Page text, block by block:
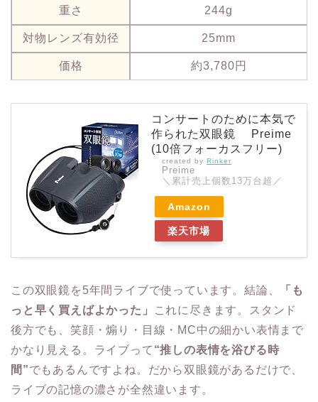
重さ 244g
対物レンズ有効径 25mm
価格 約3,780円
コンサートのために本気で
作られた双眼鏡 Preime
(10倍フォーカスフリー)
created by Rinker
Preime
＼累計売上個数13万台超／
Amazon
楽天市場
この双眼鏡を5年間ライブで使っています。結論、
「も
っと早く買えばよかった」
これに尽きます。スタンド
後方でも、笑顔・煽り・目線・MC中の細かい表情まで
かなり見える。ライブって “推しの表情を浴びる時
間”でもあるんですよね。だから双眼鏡があるだけで、
ライブの記憶の濃さが全然違います。